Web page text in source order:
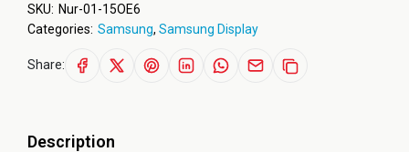
SKU: Nur-01-15OE6
Categories: Samsung, Samsung Display
Share:
Description